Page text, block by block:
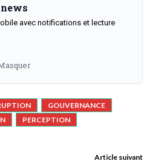
avec notifications et lecture
GOUVERNANCE
PERCEPTION
Article suivant